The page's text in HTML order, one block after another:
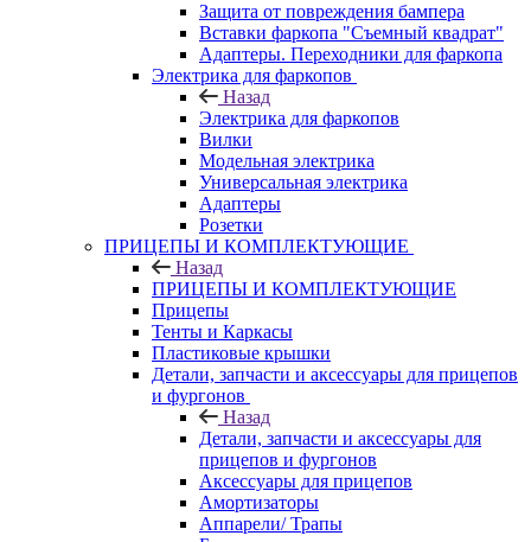
Защита от повреждения бампера
Вставки фаркопа "Съемный квадрат"
Адаптеры. Переходники для фаркопа
Электрика для фаркопов
Назад
Электрика для фаркопов
Вилки
Модельная электрика
Универсальная электрика
Адаптеры
Розетки
ПРИЦЕПЫ И КОМПЛЕКТУЮЩИЕ
Назад
ПРИЦЕПЫ И КОМПЛЕКТУЮЩИЕ
Прицепы
Тенты и Каркасы
Пластиковые крышки
Детали, запчасти и аксессуары для прицепов
и фургонов
Назад
Детали, запчасти и аксессуары для
прицепов и фургонов
Аксессуары для прицепов
Амортизаторы
Аппарели/ Трапы